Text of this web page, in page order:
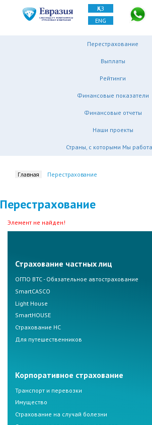
ҚАЗ
ENG
Перестрахование
Выплаты
Рейтинги
Финансовые показатели
Финансовые отчеты
Наши проекты
Страны, с которыми Мы
Главная Перестрахование
Перестрахование
Элемент не найден!
Страхование частных лиц
ОГПО ВТС - Обязательное автострахование
SmartCASCO
Light House
SmartHOUSE
Страхование НС
Для путешественников
Корпоративное страхование
Транспорт и перевозки
Имущество
Страхование на случай болезни